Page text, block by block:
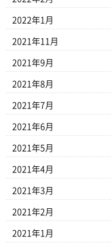
2022年1月
2021年11月
2021年9月
2021年8月
2021年7月
2021年6月
2021年5月
2021年4月
2021年3月
2021年2月
2021年1月